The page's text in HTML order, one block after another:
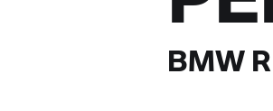
BMW